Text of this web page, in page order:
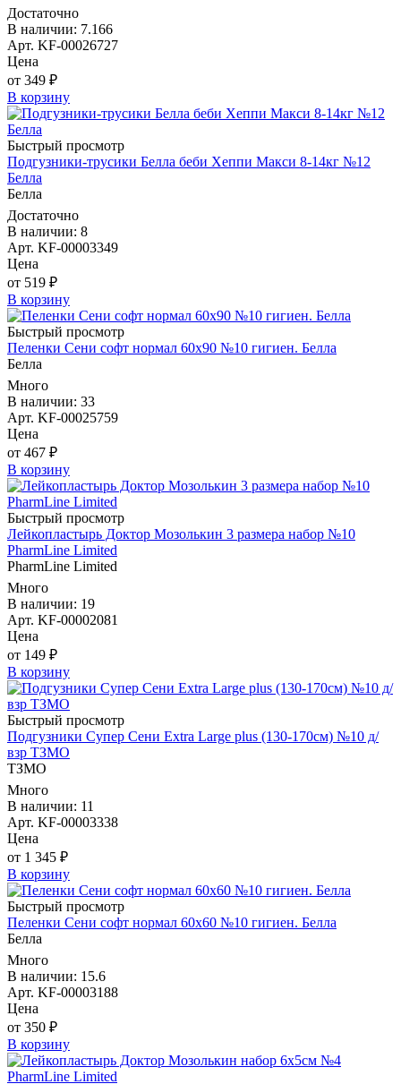
Достаточно
В наличии: 7.166
Арт. KF-00026727
Цена
от 349 ₽
В корзину
Быстрый просмотр
Подгузники-трусики Белла беби Хеппи Макси 8-14кг №12
Белла
Белла
Достаточно
В наличии: 8
Арт. KF-00003349
Цена
от 519 ₽
В корзину
Быстрый просмотр
Пеленки Сени софт нормал 60х90 №10 гигиен. Белла
Белла
Много
В наличии: 33
Арт. KF-00025759
Цена
от 467 ₽
В корзину
Быстрый просмотр
Лейкопластырь Доктор Мозолькин 3 размера набор №10
PharmLine Limited
PharmLine Limited
Много
В наличии: 19
Арт. KF-00002081
Цена
от 149 ₽
В корзину
Быстрый просмотр
Подгузники Супер Сени Extra Large plus (130-170см) №10 д/
взр ТЗМО
ТЗМО
Много
В наличии: 11
Арт. KF-00003338
Цена
от 1 345 ₽
В корзину
Быстрый просмотр
Пеленки Сени софт нормал 60х60 №10 гигиен. Белла
Белла
Много
В наличии: 15.6
Арт. KF-00003188
Цена
от 350 ₽
В корзину